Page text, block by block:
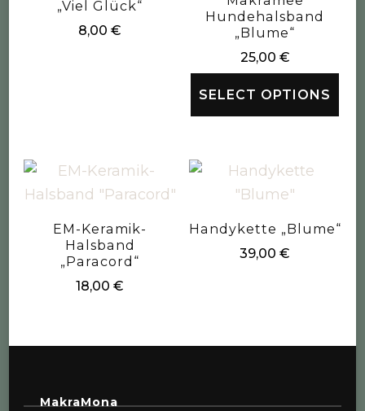
„Viel Glück“
8,00€
Hundehalsband
„Blume“
25,00 €
SELECT OPTIONS
EM-Keramik-
Halsband
„Paracord“
18,00€
Handykette „Blume“
39,00€
MakraMona